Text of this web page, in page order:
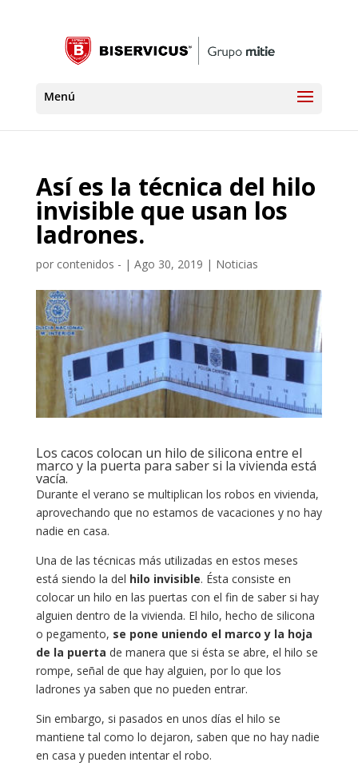
Así es la técnica del hilo
invisible que usan los
ladrones.
por contenidos - | Ago 30, 2019 | Noticias
Los cacos colocan un hilo de silicona entre el
marco y la puerta para saber si la vivienda está
vacía.
Durante el verano se multiplican los robos en vivienda,
aprovechando que no estamos de vacaciones y no hay
nadie en casa.
Una de las técnicas más utilizadas en estos meses
está siendo la del hilo invisible. Ésta consiste en
colocar un hilo en las puertas con el fin de saber si hay
alguien dentro de la vivienda. El hilo, hecho de silicona
o pegamento, se pone uniendo el marco y la hoja
de la puerta de manera que si ésta se abre, el hilo se
rompe, señal de que hay alguien, por lo que los
ladrones ya saben que no pueden entrar.
Sin embargo, si pasados en unos días el hilo se
mantiene tal como lo dejaron, saben que no hay nadie
en casa y pueden intentar el robo.